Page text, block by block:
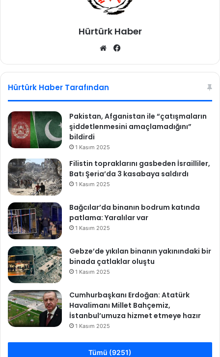
Hürtürk Haber
We
sit bo
Hürtürk Haber Tarafından
Pakistan, Afganistan ile “çatışmaların
şiddetlenmesini amaçlamadığını”
bildirdi
1 Kasım 2025
Filistin topraklarını gasbeden İsrailliler,
Batı Şeria’da 3 kasabaya saldırdı
1 Kasım 2025
Bağcılar’da binanın bodrum katında
patlama: Yaralılar var
1 Kasım 2025
Gebze’de yıkılan binanın yakınındaki bir
binada çatlaklar oluştu
1 Kasım 2025
Cumhurbaşkanı Erdoğan: Atatürk
Havalimanı Millet Bahçemiz,
İstanbul’umuza hizmet etmeye hazır
1 Kasım 2025
Tümü (9251)